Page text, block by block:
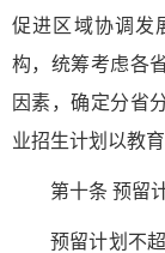
促进区域协调发
构，统筹考虑各
因素，确定分省
业招生计划以教
第十条 预留
预留计划不